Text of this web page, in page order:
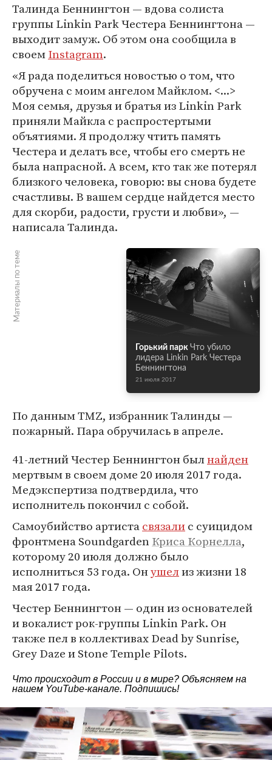
Талинда Беннингтон — вдова солиста
группы Linkin Park Честера Беннингтона —
выходит замуж. Об этом она сообщила в
своемInstagram.
«Я рада поделиться новостью о том, что
обручена с моим ангелом Майклом. <...>
Моя семья, друзья и братья из Linkin Park
приняли Майкла с распростертыми
объятиями. Я продолжу чтить память
Честера и делать все, чтобы его смерть не
была напрасной. А всем, кто так же потерял
близкого человека, говорю: вы снова будете
счастливы. В вашем сердце найдется место
для скорби, радости, грусти и любви», —
написала Талинда.
Материалы по теме
Горький парк Что убило
лидера Linkin Park Честера
Беннингтона
21 июля 2017
По данным TMZ, избранник Талинды —
пожарный. Пара обручилась в апреле.
41-летний Честер Беннингтон былнайден
мертвым в своем доме 20 июля 2017 года.
Медэкспертиза подтвердила, что
исполнитель покончил с собой.
Самоубийство артистасвязалис суицидом
фронтмена SoundgardenКриса Корнелла,
которому 20 июля должно было
исполниться 53 года. Онушелиз жизни 18
мая 2017 года.
Честер Беннингтон — один из основателей
и вокалист рок-группы Linkin Park. Он
также пел в коллективах Dead by Sunrise,
Grey Daze и Stone Temple Pilots.
Что происходит в России и в мире? Объясняем на
нашем YouTube-канале. Подпишись!